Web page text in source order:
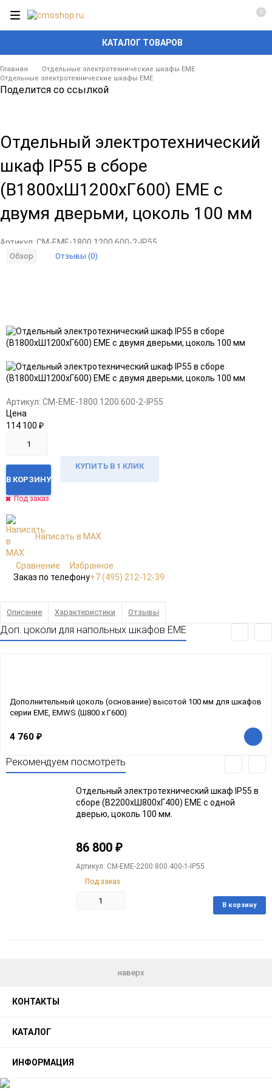
КАТАЛОГ ТОВАРОВ
0
Главная
Отдельные электротехнические шкафы EME
Отдельные электротехнические шкафы EME
Поделится со ссылкой
Отдельный электротехнический
шкаф IP55 в сборе
(В1800xШ1200xГ600) EME с
двумя дверьми, цоколь 100 мм
Артикул: CM-EME-1800.1200.600-2-IP55
Обзор Отзывы (0)
в
избранное
к
сравнению
Артикул: CM-EME-1800.1200.600-2-IP55
Цена
114 100 ₽
В КОРЗИНУ
КУПИТЬ В 1 КЛИК
Под заказ
Написать в MAX
Сравнение
Избранное
Заказ по телефону+7 (495) 212-12-39
Описание Характеристики Отзывы
Доп. цоколи для напольных шкафов EME
Дополнительный цоколь (основание) высотой 100 мм для шкафов
серии EME, EMWS (Ш800 x Г600)
4 760 ₽
Рекомендуем посмотреть
Отдельный электротехнический шкаф IP55 в
сборе (В2200xШ800xГ400) EME с одной
дверью, цоколь 100 мм.
86 800 ₽
Артикул: CM-EME-2200.800.400-1-IP55
Под заказ
В корзину
наверх
КОНТАКТЫ
КАТАЛОГ
ИНФОРМАЦИЯ